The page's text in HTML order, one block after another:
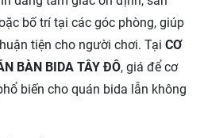
bố trí tại các góc phòng, giúp
tiện cho người chơi. Tại CƠ
BÀN BIDA TÂY ĐÔ, giá để cơ
biến cho quán bida lẫn không